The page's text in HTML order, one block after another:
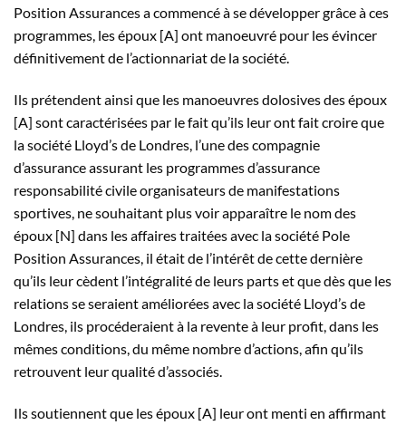
Position Assurances a commencé à se développer grâce à ces
programmes, les époux [A] ont manoeuvré pour les évincer
définitivement de l’actionnariat de la société.
Ils prétendent ainsi que les manoeuvres dolosives des époux
[A] sont caractérisées par le fait qu’ils leur ont fait croire que
la société Lloyd’s de Londres, l’une des compagnie
d’assurance assurant les programmes d’assurance
responsabilité civile organisateurs de manifestations
sportives, ne souhaitant plus voir apparaître le nom des
époux [N] dans les affaires traitées avec la société Pole
Position Assurances, il était de l’intérêt de cette dernière
qu’ils leur cèdent l’intégralité de leurs parts et que dès que les
relations se seraient améliorées avec la société Lloyd’s de
Londres, ils procéderaient à la revente à leur profit, dans les
mêmes conditions, du même nombre d’actions, afin qu’ils
retrouvent leur qualité d’associés.
Ils soutiennent que les époux [A] leur ont menti en affirmant